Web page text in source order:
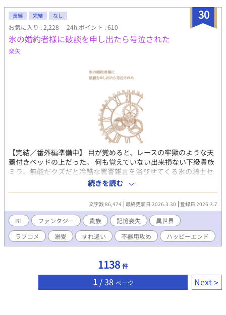
す） ※ムーンライトノベルズでも掲載中
30
長編 完結 なし
お気に入り : 2,228 24h.ポイント : 610
氷の婚約者様に破談を申し出たら号泣された
楽矢
【完結／番外編準備中】 目が覚めると、レースの牢獄のような天
蓋付きベッドの上だった。 何も覚えていない出来損ない下級貴族
ミラ。無能だクズだと冷酷な罵詈雑言を浴びせてくる氷の騎士セ
ティアス。 記憶喪失から始まる、２人のファンタジー貴族ラブコ
メディ。 ---------- ※注） かっこいい攻はいません。 タイトル通り
そのうち号泣しますのでご注意！ 貴族描写は緩い目で雰囲気だけ
お読みいただけると幸いです。 ハッピーエンドです。 激重感情を
こじらせた攻→受な関係がお好きな同志の方、どうぞよろしくお
願いします！ 全16話 完結済み 他サイトにも同作品を投稿してい
ます。 様子を見ながらそのうち統合するかもしれません。 初めて
の一次創作でまだよく分かっておらず、何かおかしなことをしで
皆さま、本当にどうもありがとうございました！！ 完結しました
が回収しきれていないエピソードが私の中でいくつかあるので
笑、後日番外編をアップしたいなと現在準備中です。 詳しい更新
続きを読む
文字数 86,474 最終更新日 2026.3.30 登録日 2026.3.7
BL ファンタジー 貴族 記憶喪失
異世界
ラブコメ
溺愛 すれ違い 不器用攻め ハッピーエンド
1138 件
1/ 38 ページ Next